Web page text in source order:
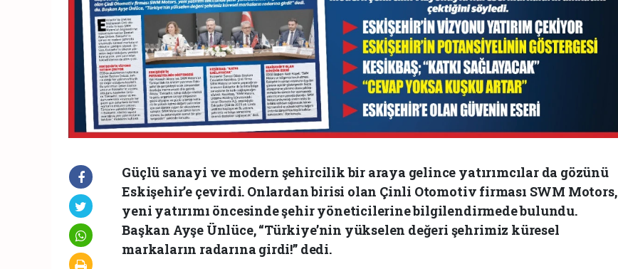
Güçlü sanayi ve modern şehircilik bir araya gelince yatırımcılar da gözünü
Eskişehir’e çevirdi. Onlardan birisi olan Çinli Otomotiv firması SWM Motors,
yeni yatırımı öncesinde şehir yöneticilerine bilgilendirmede bulundu.
Başkan Ayşe Ünlüce, “Türkiye’nin yükselen değeri şehrimiz küresel
markaların radarına girdi!” dedi.